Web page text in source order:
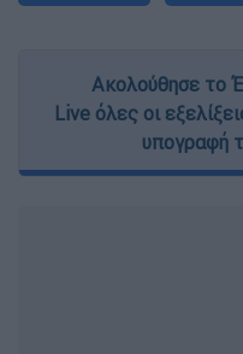
Ακολούθησε το
Live όλες οι
υπογραφή